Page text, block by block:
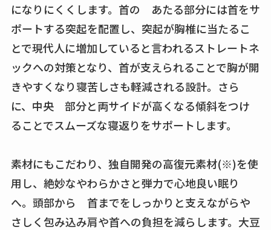
になりにくくします。首の あたる部分には首をサ
ポートする突起を配置し、突起が胸椎に当たるこ
とで現代人に増加していると言われるストレートネ
ックへの対策となり、首が支えられることで胸が開
きやすくなり寝苦しさも軽減される設計。さら
に、中央 部分と両サイドが高くなる傾斜をつけ
ることでスムーズな寝返りをサポートします。
素材にもこだわり、独自開発の高復元素材(※)を使
用し、絶妙なやわらかさと弾力で心地良い眠り
へ。頭部から 首までをしっかりと支えながらや
さしく包み込み肩や首への負担を減らします。大豆